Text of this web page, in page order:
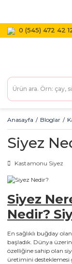
0 (545) 472 42
Anasayfa Bloglar
Siyez
Kastamonu Siyez
Siyez
Nedir?
En sağlıklı buğday
başladık. Dünya
özelliğine sahip olan
üretimini desteklemesi